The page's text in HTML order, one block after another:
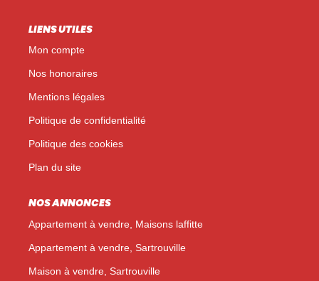
LIENS UTILES
Mon compte
Nos honoraires
Mentions légales
Politique de confidentialité
Politique des cookies
Plan du site
NOS ANNONCES
Appartement à vendre, Maisons laffitte
Appartement à vendre, Sartrouville
Maison à vendre, Sartrouville